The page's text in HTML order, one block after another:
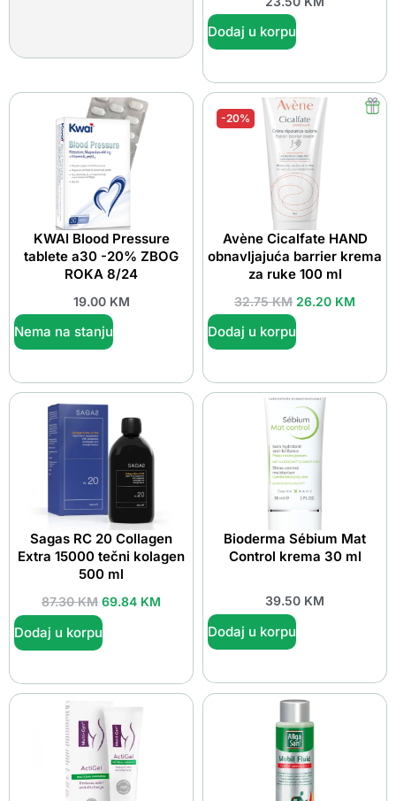
Dodaj u korpu
KWAI Blood Pressure
tablete a30 -20% ZBOG
ROKA 8/24
19.00 KM
Nema na stanju
-20%
Avène Cicalfate HAND
obnavljajuća barrier krema
za ruke 100 ml
32.75KM 26.20 KM
Dodaj u korpu
Sagas RC 20 Collagen
Extra 15000 tečni kolagen
500 ml
87.30KM 69.84 KM
Dodaj u korpu
Bioderma Sébium Mat
Control krema 30 ml
39.50 KM
Dodaj u korpu